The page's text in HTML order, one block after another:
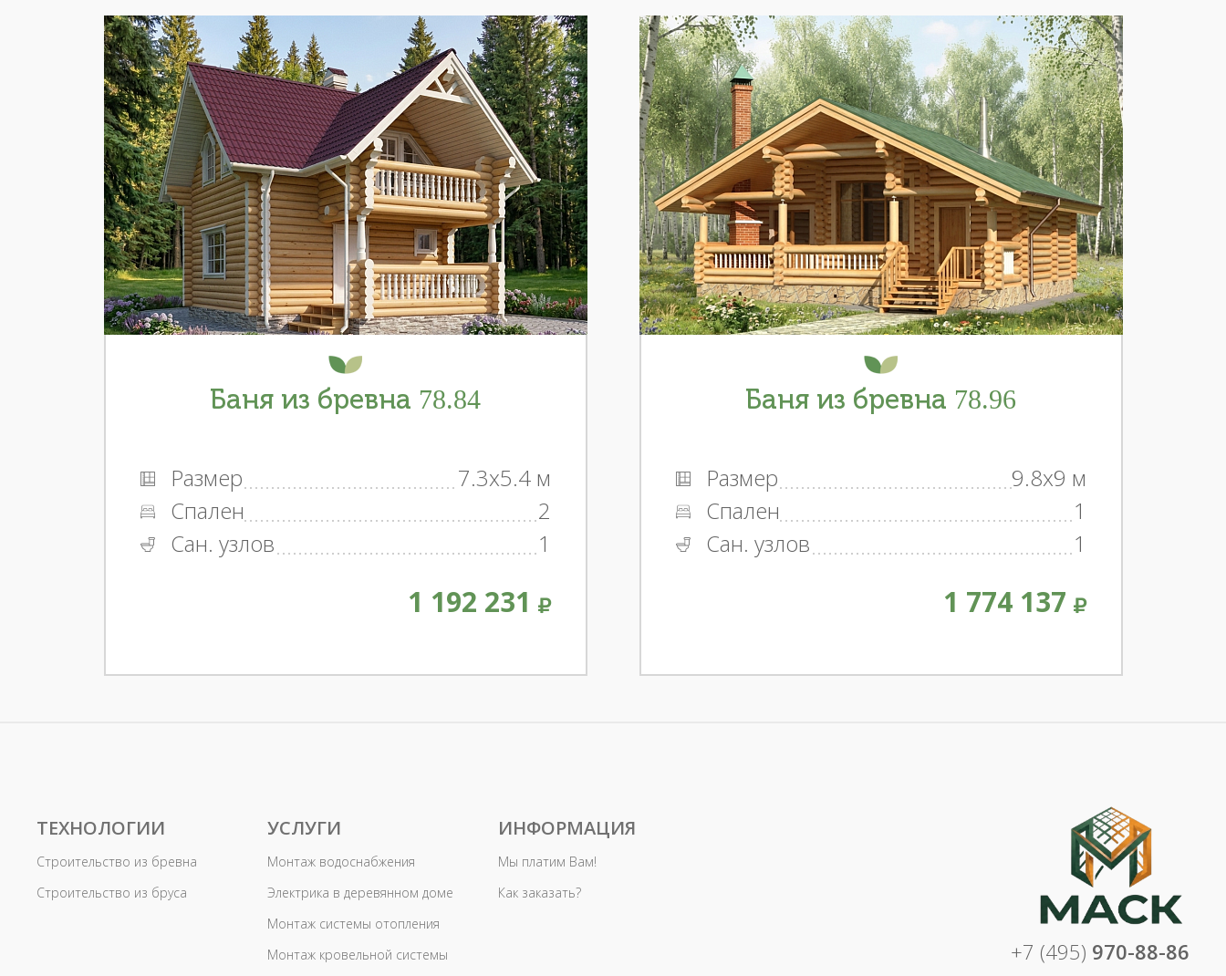
Баня из бревна 78.84
Размер
7.3x5.4 м
Спален
2
Сан. узлов
1
1 192 231
Баня из бревна 78.96
Размер
9.8x9 м
Спален
1
Сан. узлов
1
1 774 137
ТЕХНОЛОГИИ
Строительство из бревна
Строительство из бруса
УСЛУГИ
Монтаж водоснабжения
Электрика в деревянном доме
Монтаж системы отопления
Монтаж кровельной системы
ИНФОРМАЦИЯ
Мы платим Вам!
Как заказать?
+7 (495) 970-88-86